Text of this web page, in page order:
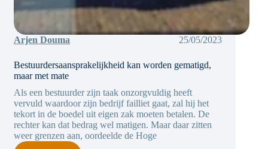
Arjen Douma 25/05/2023
Bestuurdersaansprakelijkheid kan worden gematigd,
maar met mate
Als een bestuurder zijn taak onzorgvuldig heeft
vervuld waardoor zijn bedrijf failliet gaat, zal hij het
tekort in de boedel uit eigen zak moeten betalen. De
rechter kan dat bedrag wel matigen. Maar daar zitten
weer grenzen aan, oordeelde de Hoge